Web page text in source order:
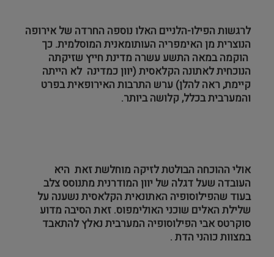
התיישבות
זכוכית וקרמיקה
רישום וקטלוג
לרגשות הפילו-הלניים האלו נוספה החרדה של אירופה
הנוצרית מן האימפריה העותומאנית המוסלמית. כך
הוקמה במאה התשע עשרה מדינת חייץ שזיקתה
הנוכחית לאתונה הקלאסית (יוון כמדינה לא הייתה
קיימת, ראה להלן) ערש התרבות האירופאית בפרט
והמערבית בכלל, קלושה ביותר.
אולי ההוכחה הבולטת לזיקה מוחלשת זאת היא
העובדה שעל דגלה של יוון המודרנית מתנוסס צלב
בעוד שהפילוסופיה האתונאית הקלאסית נשענה על
שלילת האלים שוכני האולימפוס. זאת הסיבה מדוע
סוקרטס אבי הפילוסופיה המערבית נאלץ להתאבד
במצוות כוהני הדת .